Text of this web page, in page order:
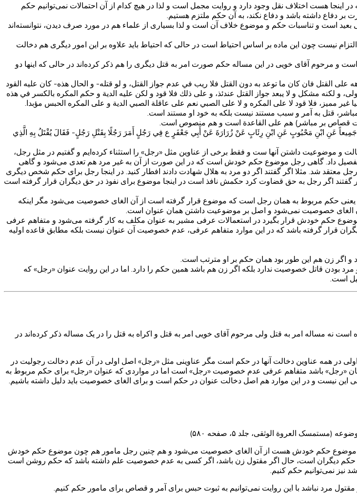
هست اختلاف نقل وجود دارد و روایت مجمل است و لذا در هیچ کدام از آن احتمالات نمی‌توانیم حکم
دفاع داشته باشد و دفاع نکند، به آن حکم ملتزم هستیم.
است و تناسبات حکم و موضوع خلاف آن است و لذا بسیاری از علماء هم در مورد صرف دیدن، نتوانسته‌اند
نیست چون این ماده بر اساس احتیاط است در حالی که احتیاط باید علاوه بر این امور دیگری هم دخالت
مرحوم آقای خویی در این مساله حکم صورت امر به قتل دیگری را هم ذکر کرده‌اند در حالی که اینها دو
على القتل فان كان ما توعد به دون القتل فلا ريب في عدم جواز القتل، و لو قتله- و الحال هذه- كان عليه القود
و لكنه مشكل و لا يبعد جواز القتل عندئذ، و على ذلك فلا قود و لكن عليه الدية و حكم المكره بالكسر في هذه
غير مميز، فلا قود لا على المكره و لا على الصبي نعم على عاقلة الصبي الدية و على المكره الحبس مؤبدا.
قتل به آمر و سبب مستند نیست بلکه به خود او مستند است.
قصاص بر مباشر) هم علی القاعدة است و هم منصوص است.
عَنِ ابْنِ مَحْبُوبٍ عَنِ ابْنِ رِئَابٍ عَنْ زُرَارَةَ عَنْ أَبِي جَعْفَرٍ ع فِي رَجُلٍ أَمَرَ رَجُلًا بِقَتْلِ رَجُلٍ- فَقَالَ يُقْتَلُ بِهِ الَّذِي
و موضوعیت داشتن آنها ست و فقط برخی از عناوین مثل «رجل» را استثناء کرده‌ایم و گفتیم در مثل رجل،
تفصیل داد. گاهی رجل موضوع حکم خودش است که در این صورت از آن به غیر مرد هم تعدی می‌شود و گاهی
شد. مثلا اگر گفتند اگر دو مرد به هلال شهادت دادند افطار کنید. در اینجا رجل برای حکم شخص دیگری
اگر رجل به حق قضاوت کرد حکمش نافذ است در اینجا موضوع برای نفوذ در حق دیگران قرار گرفته است
حکم مربوط به همان رجل است که موضوع قرار گرفته است از آن الغای خصوصیت می‌شود مگر اینکه
الغای خصوصیت نمی‌شود و اصل بر موضوعیت داشتن همان عنوان است.
حکم خودش قرار بگیرد در استعمالات عرفی مشیر به عنوان مکلف به کار گرفته می‌شود و متفاهم عرفی
قرار گرفته باشد که در این موارد متفاهم عرفی، عدم خصوصیت آن عنوان نیست بلکه مطابق قاعده اولیه
و اگر زن هم این طور بود همان حکم بر او مترتب است.
بودن قاتل خصوصیت ندارد بلکه اگر زن هم باشد همین حکم را دارد. اما در این روایت عنوان «رجل» که
است.
نه مساله امر به قتل ولی مرحوم آقای خویی امر به قتل و اکراه به قتل را در یک مساله ذکر کرده‌اند در
در همه عناوین دخالت آنها در حکم است مگر عناوینی مثل «رجل» اصل اولی در آن عدم دخالت رجولیت در
«رجل» باشد متفاهم عرفی عدم خصوصیت «رجل» است اما در مواردی که عنوان «رجل» برای حکم مربوط به
نیست و در این موارد هم اصل دخالت عنوان در حکم است و برای الغای خصوصیت باید دلیل داشته باشیم.
العروة الوثقی، جلد ۵، صفحه ۵۸۰)
چون موضوع حکم خودش هست از آن الغای خصوصیت می‌شود و هم چنین رجل مامور هم چون موضوع حکم خودش
دیگران است، حال اگر مقتول زن باشد، اگر کسی به عدم خصوصیت علم داشته باشد که حکم روشن است
نیز نمی‌توانیم حکم کنیم.
مرد نباشد با این روایت نمی‌توانیم به ثبوت حبس برای آمر و قصاص برای مامور حکم کنیم.